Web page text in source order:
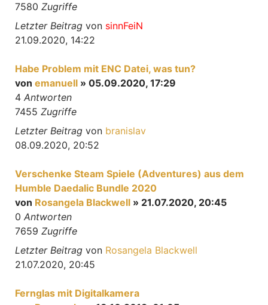
7580 Zugriffe
Letzter Beitrag von sinnFeiN
21.09.2020, 14:22
Habe Problem mit ENC Datei, was tun?
von emanuell » 05.09.2020, 17:29
4 Antworten
7455 Zugriffe
Letzter Beitrag von branislav
08.09.2020, 20:52
Verschenke Steam Spiele (Adventures) aus dem
Humble Daedalic Bundle 2020
von Rosangela Blackwell » 21.07.2020, 20:45
0 Antworten
7659 Zugriffe
Letzter Beitrag von Rosangela Blackwell
21.07.2020, 20:45
Fernglas mit Digitalkamera